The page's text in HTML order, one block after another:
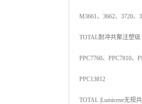
M3661、 3662、 3720、
TOTAL耐冲共聚注塑级
PPC7760、 PPC7810、
PPC13812
TOTAL |Lumicene无规